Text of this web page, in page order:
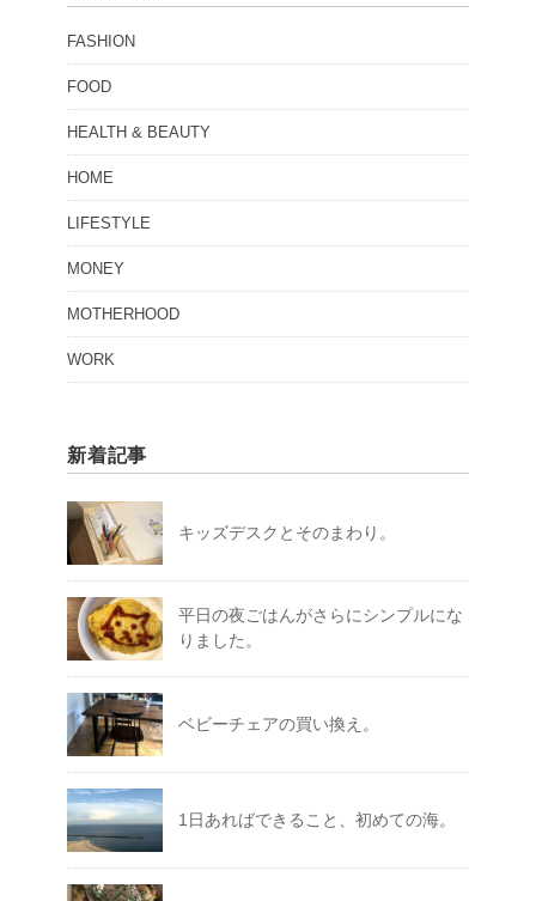
FASHION
FOOD
HEALTH & BEAUTY
HOME
LIFESTYLE
MONEY
MOTHERHOOD
WORK
新着記事
キッズデスクとそのまわり。
平日の夜ごはんがさらにシンプルにな
りました。
ベビーチェアの買い換え。
1日あればできること、初めての海。